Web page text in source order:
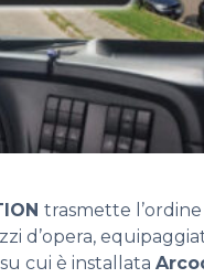
trasmette l’ordine
d’opera,
cui è installata